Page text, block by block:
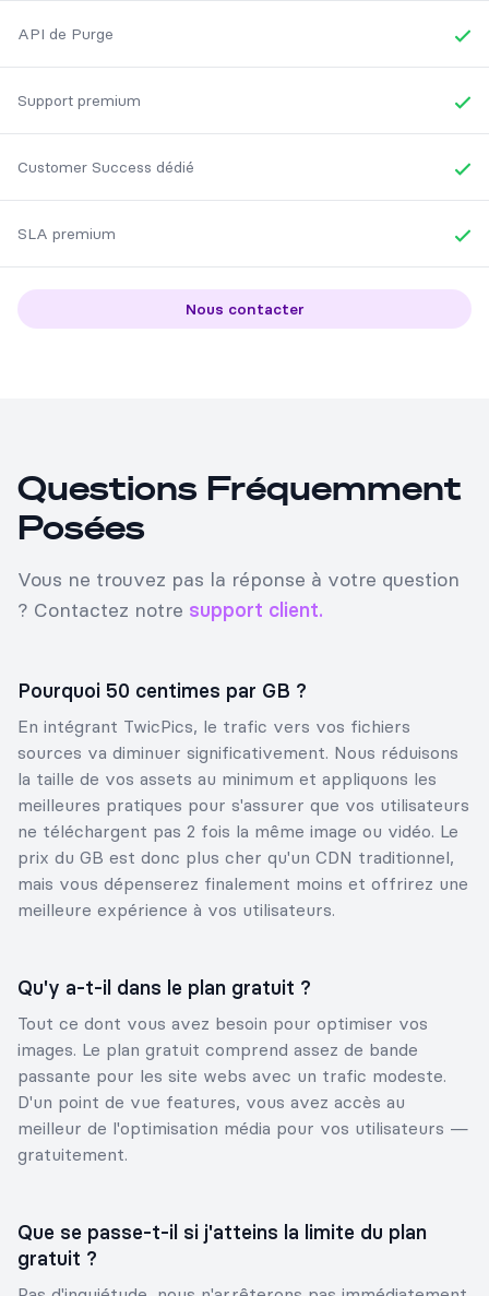
API de Purge
Support premium
Customer Success dédié
SLA premium
Nous contacter
Questions Fréquemment
Posées
Vous ne trouvez pas la réponse à votre question
? Contactez notre support client.
Pourquoi 50 centimes par GB ?
En intégrant TwicPics, le trafic vers vos fichiers
sources va diminuer significativement. Nous réduisons
la taille de vos assets au minimum et appliquons les
meilleures pratiques pour s'assurer que vos utilisateurs
ne téléchargent pas 2 fois la même image ou vidéo. Le
prix du GB est donc plus cher qu'un CDN traditionnel,
mais vous dépenserez finalement moins et offrirez une
meilleure expérience à vos utilisateurs.
Qu'y a-t-il dans le plan gratuit ?
Tout ce dont vous avez besoin pour optimiser vos
images. Le plan gratuit comprend assez de bande
passante pour les site webs avec un trafic modeste.
D'un point de vue features, vous avez accès au
meilleur de l'optimisation média pour vos utilisateurs —
gratuitement.
Que se passe-t-il si j'atteins la limite du plan
gratuit ?